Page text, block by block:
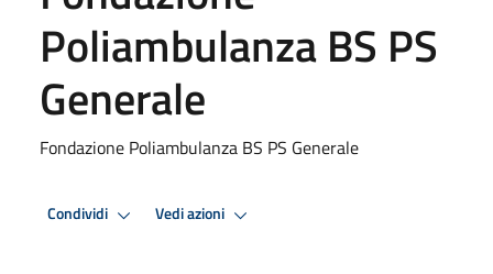
Poliambulanza BS PS
Generale
Fondazione Poliambulanza BS PS Generale
Condividi Vedi azioni